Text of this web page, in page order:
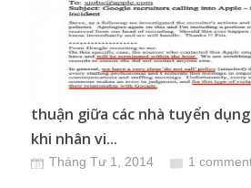
thuận giữa các nhà tuyển
khi nhân vi...
Tháng Tư 1, 2014 1